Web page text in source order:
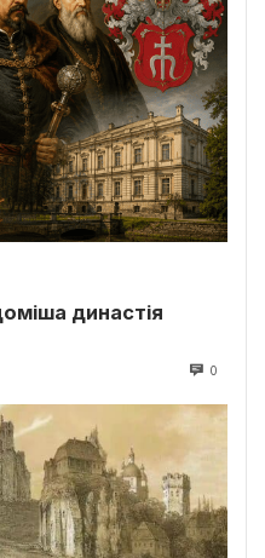
династія
0